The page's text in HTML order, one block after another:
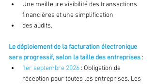
Une meilleure visibilité des transactions
financières et une simplification
des audits.
Le déploiement de la facturation électronique
sera progressif, selon la taille des entreprises :
1er septembre 2026 : Obligation de
réception pour toutes les entreprises. Les